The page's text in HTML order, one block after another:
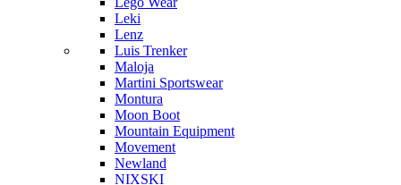
Leki
Lenz
Luis Trenker
Maloja
Martini Sportswear
Montura
Moon Boot
Mountain Equipment
Movement
Newland
NIXSKI